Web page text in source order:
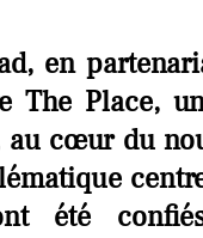
en
The Place,
au cœur du
été